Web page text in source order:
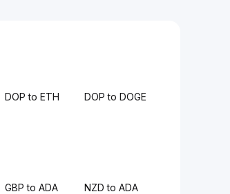
DOP to ETH DOP to DOGE
GBP to ADA NZD to ADA